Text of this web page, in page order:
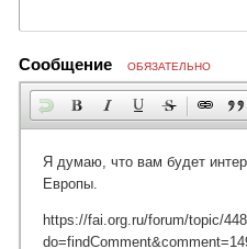
Сообщение ОБЯЗАТЕЛЬНО